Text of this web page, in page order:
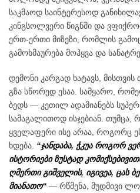
საკმაოდ საინტერესოდ
კინგსოლვერი წიგნში და
ერთ-ერთი მიზეზი, რომლის
გამოხმაურება მოჰყვა და
დემონი კარგად ხატავს,
გზა სწორედ ესაა. სამყარო,
ბედს — კეთილ ადამიანებს
სამაგალითოდ ისჯებიან. თუმცა,
ყველაფერი ისე არაა, როგორც
ხდება. “ჯანდაბა, ჭკუა როგორ
ისტორიები ზუსტად
ღმერთი გიშველის, იგივეა, ცას
მიანათო“ — რწმენა, მუდმივი